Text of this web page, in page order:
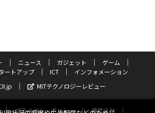
ニュース ガジェット
ゲーム
ートアップ ICT
インフォメーション
MITテクノロジーレビュー
プライバシーポリシー
運営会社